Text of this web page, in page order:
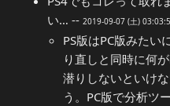
い… -- 2019-09-07 (土)
PS版はPC版みたい
り直しと同時に何
潜りしないといけ
う。PC版で分析ツ